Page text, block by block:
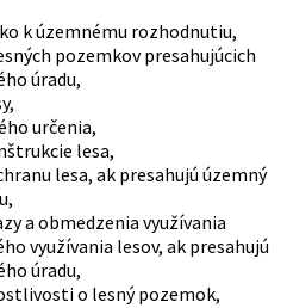
k územnému rozhodnutiu,
pozemkov presahujúcich
úradu,
určenia,
lesa,
lesa, ak presahujú územný
a obmedzenia využívania
využívania lesov, ak presahujú
úradu,
o lesný pozemok,